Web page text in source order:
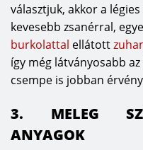
választjuk, akkor a
kevesebb zsanérral,
burkolattal ellátott
így még látványosabb
csempe is jobban
3. MELEG
ANYAGOK